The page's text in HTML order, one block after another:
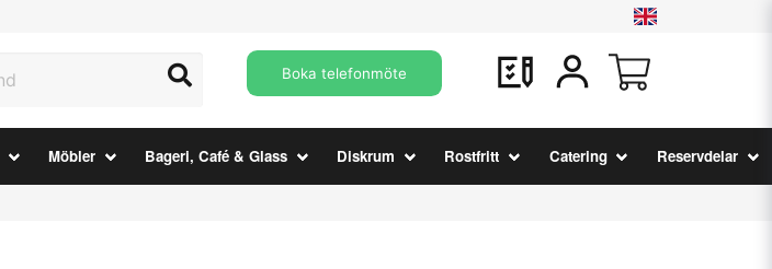
Boka telefonmöte
Möbler Bageri, Café & Glass Diskrum Rostfritt Catering Reservdelar